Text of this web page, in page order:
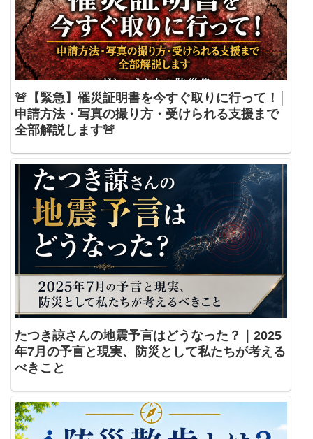
🚨【緊急】罹災証明書を今すぐ取りに行って！│
申請方法・写真の撮り方・受けられる支援まで
全部解説します🚨
たつき諒さんの地震予言はどうなった？｜2025
年7月の予言と現実、防災として私たちが考える
べきこと